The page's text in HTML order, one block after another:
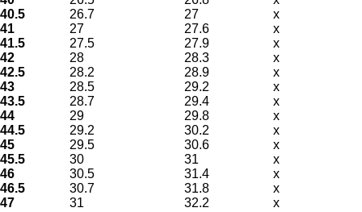
40.5
26.7 27
x
41
27 27.6
x
41.5
27.5 27.9
x
42
28 28.3
x
42.5
28.2 28.9
x
43
28.5 29.2
x
43.5
28.7 29.4
x
44
29 29.8
x
44.5
29.2 30.2
x
45
29.5 30.6
x
45.5
30 31
x
46
30.5 31.4
x
46.5
30.7 31.8
x
47
31 32.2
x